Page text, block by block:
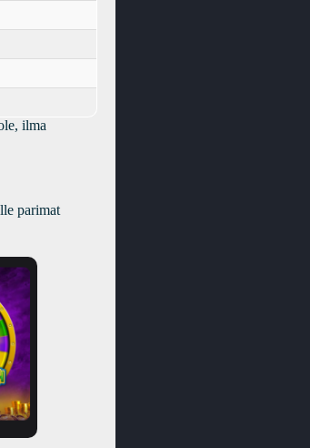
ilma
parimat